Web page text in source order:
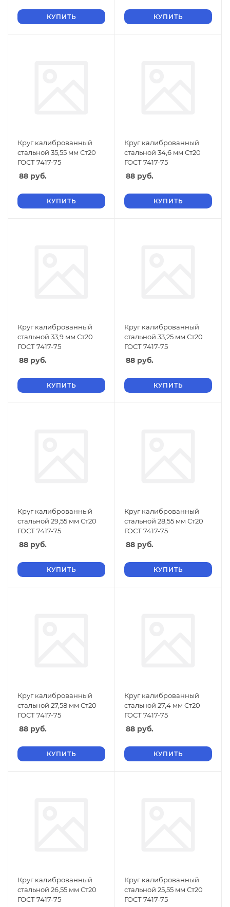
КУПИТЬ КУПИТЬ
Круг калиброванный
стальной 35,55 мм Ст20
ГОСТ 7417-75
88 руб.
КУПИТЬ
Круг калиброванный
стальной 34,6 мм Ст20
ГОСТ 7417-75
88 руб.
КУПИТЬ
Круг калиброванный
стальной 33,9 мм Ст20
ГОСТ 7417-75
88 руб.
КУПИТЬ
Круг калиброванный
стальной 33,25 мм Ст20
ГОСТ 7417-75
88 руб.
КУПИТЬ
Круг калиброванный
стальной 29,55 мм Ст20
ГОСТ 7417-75
88 руб.
КУПИТЬ
Круг калиброванный
стальной 28,55 мм Ст20
ГОСТ 7417-75
88 руб.
КУПИТЬ
Круг калиброванный
стальной 27,58 мм Ст20
ГОСТ 7417-75
88 руб.
КУПИТЬ
Круг калиброванный
стальной 27,4 мм Ст20
ГОСТ 7417-75
88 руб.
КУПИТЬ
Круг калиброванный
стальной 26,55 мм Ст20
ГОСТ 7417-75
Круг калиброванный
стальной 25,55 мм Ст20
ГОСТ 7417-75